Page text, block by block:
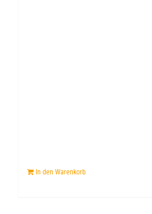
In den Warenkorb